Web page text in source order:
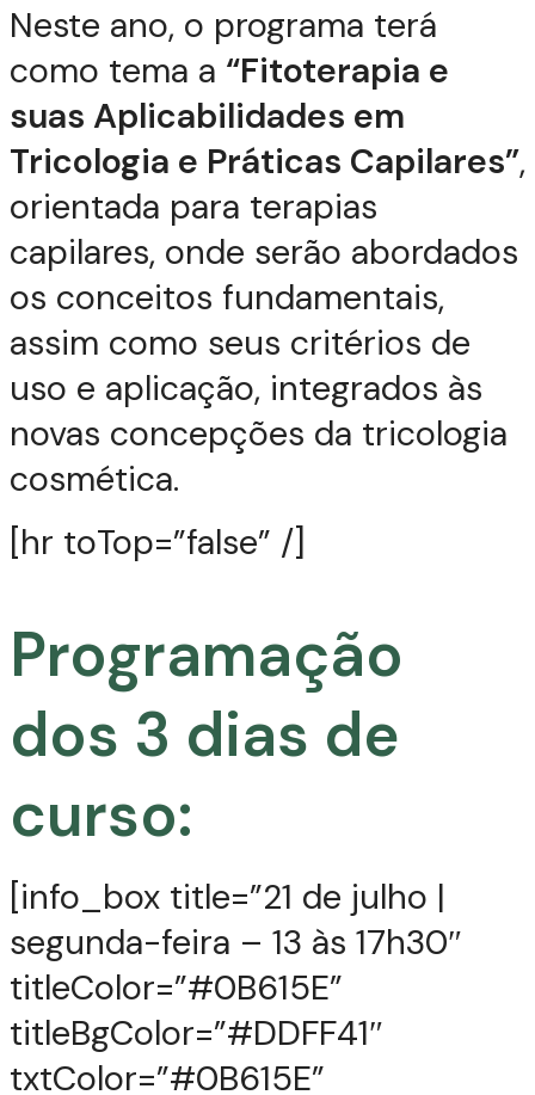
Neste ano, o programa terá
como tema a “Fitoterapia e
suas Aplicabilidades em
Tricologia e Práticas Capilares”,
orientada para terapias
capilares, onde serão abordados
os conceitos fundamentais,
assim como seus critérios de
uso e aplicação, integrados às
novas concepções da tricologia
cosmética.
[hr toTop=”false” /]
Programação
dos 3 dias de
curso:
[info_box title=”21 de julho |
segunda-feira – 13 às 17h30″
titleColor=”#0B615E”
titleBgColor=”#DDFF41″
txtColor=”#0B615E”